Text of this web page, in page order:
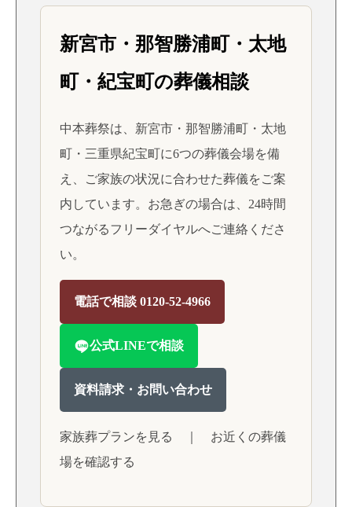
新宮市・那智勝浦町・太地
町・紀宝町の葬儀相談
中本葬祭は、新宮市・那智勝浦町・太地
町・三重県紀宝町に6つの葬儀会場を備
え、ご家族の状況に合わせた葬儀をご案
内しています。お急ぎの場合は、24時間
つながるフリーダイヤルへご連絡くださ
い。
電話で相談 0120-52-4966
公式LINEで相談
資料請求・お問い合わせ
家族葬プランを見る
お近くの葬儀
場を確認する